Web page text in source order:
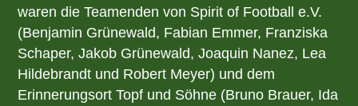
waren die Teamenden von Spirit of Football e.V.
(Benjamin Grünewald, Fabian Emmer, Franziska
Schaper, Jakob Grünewald, Joaquin Nanez, Lea
Hildebrandt und Robert Meyer) und dem
Erinnerungsort Topf und Söhne (Bruno Brauer, Ida